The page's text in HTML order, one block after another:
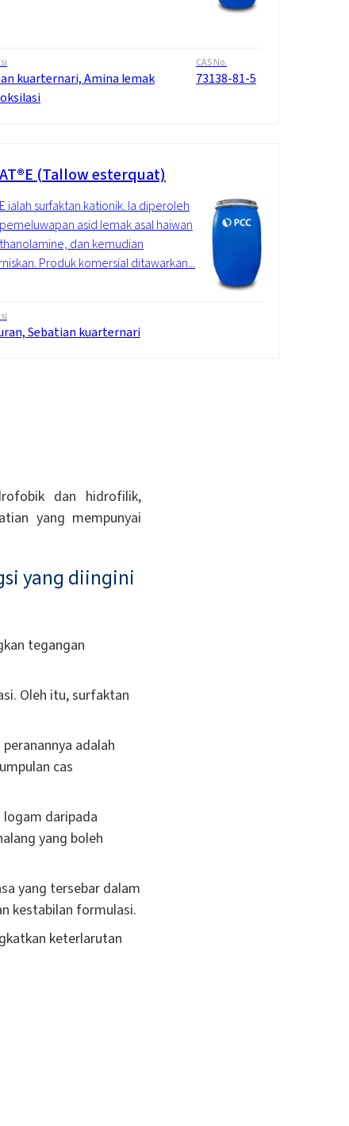
kuarternari, Amina lemak
CAS No.
73138-81-5
(Tallow esterquat)
ialah surfaktan kationik. Ia diperoleh
asid lemak asal haiwan
dan kemudian
Produk komersial ditawarkan...
Sebatian kuarternari
dan hidrofilik,
yang mempunyai
yang diingini
tegangan
Oleh itu, surfaktan
adalah
cas
daripada
yang boleh
yang tersebar dalam
kestabilan formulasi.
keterlarutan